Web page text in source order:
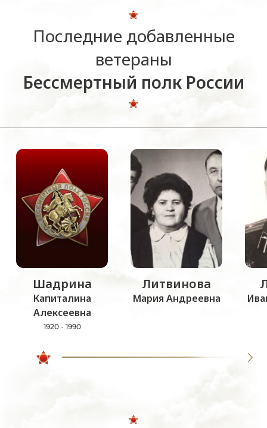
Последние добавленные
ветераны
Бессмертный полк России
Шадрина
Капиталина
Алексеевна
1920 - 1990
Литвинова
Мария Андреевна